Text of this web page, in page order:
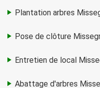
Plantation arbres
Pose de clôture
Entretien de local
Abattage d'arbres